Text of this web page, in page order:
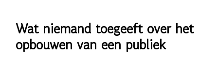
Wat niemand toegeeft over het
opbouwen van een publiek